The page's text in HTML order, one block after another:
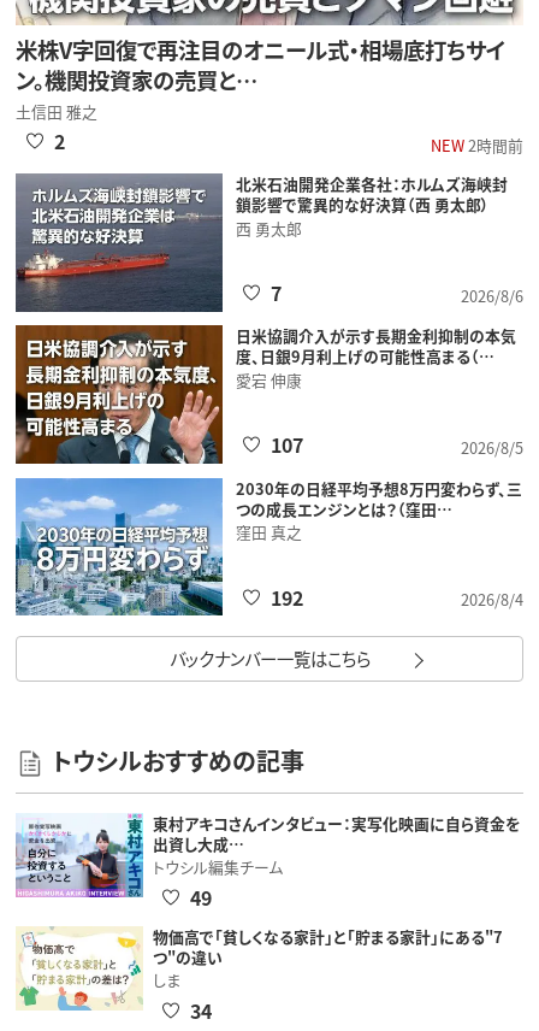
米株V字回復で再注目のオニール式・相場底打ちサイ
ン。機関投資家の売買と…
土信田 雅之
NEW2時間前
2
北米石油開発企業各社：ホルムズ海峡封
鎖影響で驚異的な好決算（西 勇太郎）
西 勇太郎
2026/8/6
7
日米協調介入が示す長期金利抑制の本気
度、日銀9月利上げの可能性高まる（…
愛宕 伸康
2026/8/5
107
2030年の日経平均予想8万円変わらず、三
つの成長エンジンとは？（窪田…
窪田 真之
2026/8/4
192
バックナンバー一覧はこちら
トウシルおすすめの記事
東村アキコさんインタビュー：実写化映画に自ら資金を
出資し大成…
トウシル編集チーム
49
物価高で「貧しくなる家計」と「貯まる家計」にある"7
つ"の違い
しま
34